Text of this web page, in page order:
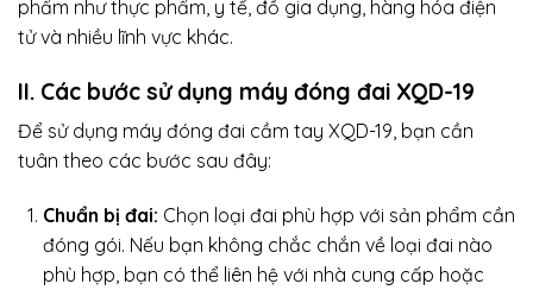
phẩm như thực phẩm, y tế, đồ gia dụng, hàng hóa điện
tử và nhiều lĩnh vực khác.
II. Các bước sử dụng máy đóng đai XQD-19
Để sử dụng máy đóng đai cầm tay XQD-19, bạn cần
tuân theo các bước sau đây:
Chuẩn bị đai: Chọn loại đai phù hợp với sản phẩm cần
đóng gói. Nếu bạn không chắc chắn về loại đai nào
phù hợp, bạn có thể liên hệ với nhà cung cấp hoặc